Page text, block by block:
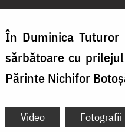
În Duminica Tuturor
sărbătoare cu
Părinte Nichifor
Video Fotografii